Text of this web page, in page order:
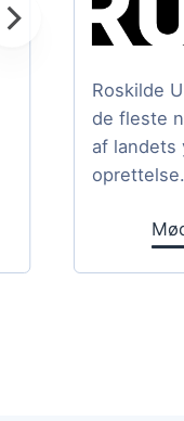
Roskilde
de fleste
af landets